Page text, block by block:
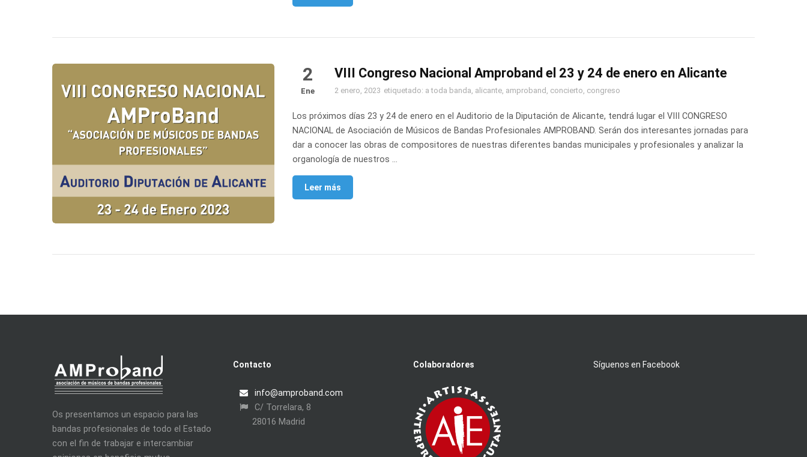
2
Ene
VIII Congreso Nacional Amproband el 23 y 24 de enero en Alicante
2 enero, 2023 etiquetado: a toda banda, alicante, amproband , concierto, congreso
Los próximos días 23 y 24 de enero en el Auditorio de la Diputación de Alicante, tendrá lugar el VIII CONGRESO
NACIONAL de Asociación de Músicos de Bandas Profesionales AMPROBAND. Serán dos interesantes jornadas para
dar a conocer las obras de compositores de nuestras diferentes bandas municipales y profesionales y analizar la
organología de nuestros …
Leer más
Os presentamos un espacio para las
bandas profesionales de todo el Estado
con el fin de trabajar e intercambiar
Contacto
info@amproband.com
C/ Torrelara, 8
28016 Madrid
Colaboradores Síguenos en Facebook